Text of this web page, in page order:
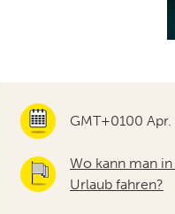
GMT+0100 Apr.
Wo kann man
Urlaub fahren?